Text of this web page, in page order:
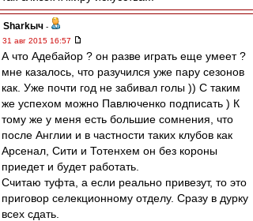
Sharkыч -
31 авг 2015 16:57
А что Адебайор ? он разве играть еще умеет ?
мне казалось, что разучился уже пару сезонов
как. Уже почти год не забивал голы )) С таким
же успехом можно Павлюченко подписать ) К
тому же у меня есть большие сомнения, что
после Англии и в частности таких клубов как
Арсенал, Сити и Тотенхем он без короны
приедет и будет работать.
Считаю туфта, а если реально привезут, то это
приговор селекционному отделу. Сразу в дурку
всех сдать.